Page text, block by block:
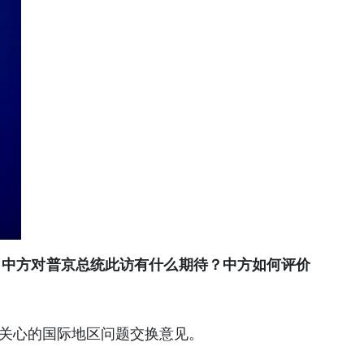
方对普京总统此访有什么期待？中方如何评价
的国际地区问题交换意见。